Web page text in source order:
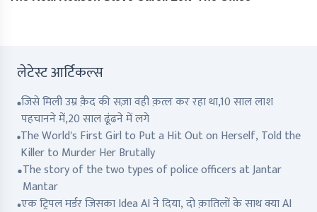
लेटेस्ट आर्टिकल्स
जिसे मिली उम्र क़ैद की सज़ा वही क़त्ल कर रहा था,10 साल लाश
पहचानने में,20 साल ढूंढने में लगे
The World's First Girl to Put a Hit Out on Herself, Told the
Killer to Murder Her Brutally
The story of the two types of police officers at Jantar
Mantar
एक ट्रिपल मर्डर जिसका Idea AI ने दिया, दो क़ातिलों के साथ क्या AI